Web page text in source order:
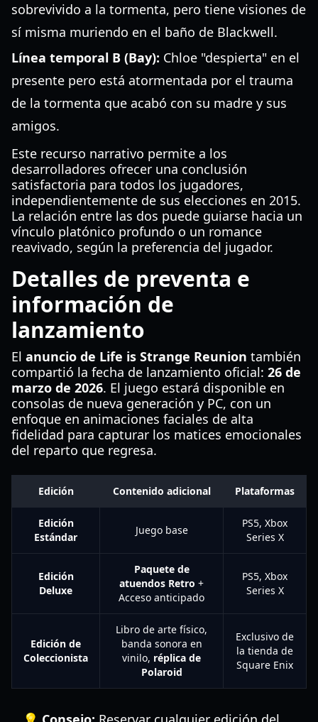
sobrevivido a la tormenta, pero tiene visiones de
sí misma muriendo en el baño de Blackwell.
Línea temporal B (Bay): Chloe "despierta" en el
presente pero está atormentada por el trauma
de la tormenta que acabó con su madre y sus
amigos.
Este recurso narrativo permite a los
desarrolladores ofrecer una conclusión
satisfactoria para todos los jugadores,
independientemente de sus elecciones en 2015.
La relación entre las dos puede guiarse hacia un
vínculo platónico profundo o un romance
reavivado, según la preferencia del jugador.
Detalles de preventa e
información de
lanzamiento
El anuncio de Life is Strange Reunion también
compartió la fecha de lanzamiento oficial: 26 de
marzo de 2026. El juego estará disponible en
consolas de nueva generación y PC, con un
enfoque en animaciones faciales de alta
fidelidad para capturar los matices emocionales
del reparto que regresa.
Edición Contenido adicional Plataformas
Edición
Estándar
Juego base
PS5, Xbox
Series X
Edición
Deluxe
Paquete de
atuendos Retro +
Acceso anticipado
PS5, Xbox
Series X
Edición de
Coleccionista
Libro de arte físico,
banda sonora en
vinilo, réplica de
Polaroid
Exclusivo de
la tienda de
Square Enix